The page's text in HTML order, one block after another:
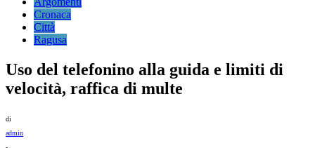
Cronaca
Città
Ragusa
Uso del telefonino alla guida e limiti di
velocità, raffica di multe
di
admin